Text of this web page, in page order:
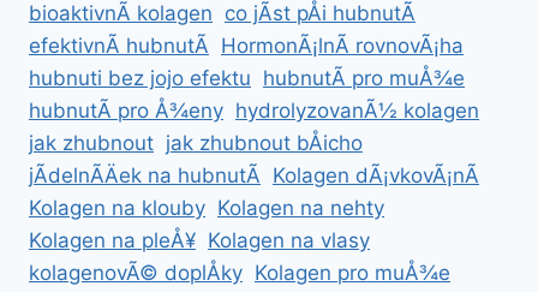
bioaktivnÃ­ kolagen co jÃ­st pÅi hubnutÃ­
efektivnÃ­ hubnutÃ­ HormonÃ¡lnÃ­ rovnovÃ¡ha
hubnuti bez jojo efektu hubnutÃ­ pro muÅ¾e
hubnutÃ­ pro Å¾eny hydrolyzovanÃ½ kolagen
jak zhubnout jak zhubnout bÅicho
jÃ­delnÃ­Äek na hubnutÃ­ Kolagen dÃ¡vkovÃ¡nÃ­
Kolagen na klouby Kolagen na nehty
Kolagen na pleÅ¥ Kolagen na vlasy
kolagenovÃ© doplÅky Kolagen pro muÅ¾e